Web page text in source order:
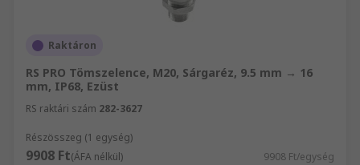
Raktáron
RS PRO Tömszelence, M20, Sárgaréz, 9.5 mm → 16
mm, IP68, Ezüst
RS raktári szám 282-3627
Részösszeg (1 egység)
9908 Ft(ÁFA nélkül) 9908 Ft/egység